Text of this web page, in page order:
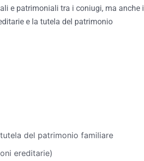
e patrimoniali tra i coniugi, ma anche i
e la tutela del patrimonio
del patrimonio familiare
ereditarie)